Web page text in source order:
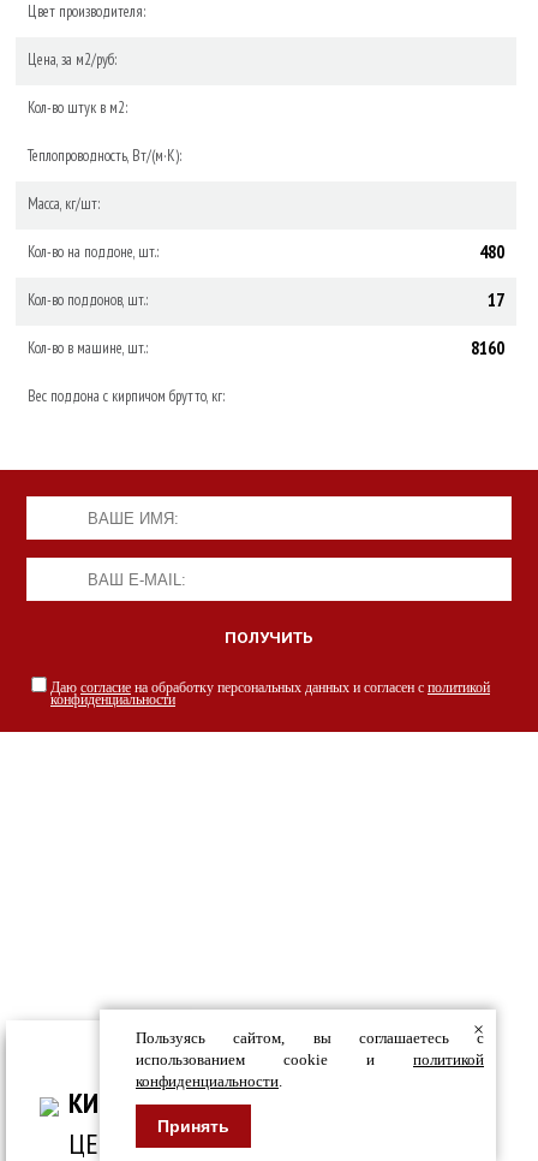
Цвет производителя:
Цена, за м2/руб:
Кол-во штук в м2:
Теплопроводность, Вт/(м·К):
Масса, кг/шт:
Кол-во на поддоне, шт.: 480
Кол-во поддонов, шт.: 17
Кол-во в машине, шт.: 8160
Вес поддона с кирпичом брутто, кг:
Даю согласие на обработку персональных данных и согласен с политикой
конфиденциальности
×
Пользуясь сайтом, вы соглашаетесь с
использованием cookie и политикой
конфиденциальности.
Принять
КИРПИЧ
ЦЕНТР
ВСЕ ДЛЯ СТРОИТЕЛЬСТВА И ОБЛИЦОВКИ